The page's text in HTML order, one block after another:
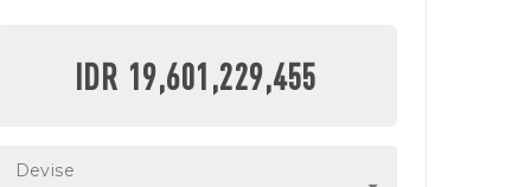
IDR 19,601,229,455
Devise